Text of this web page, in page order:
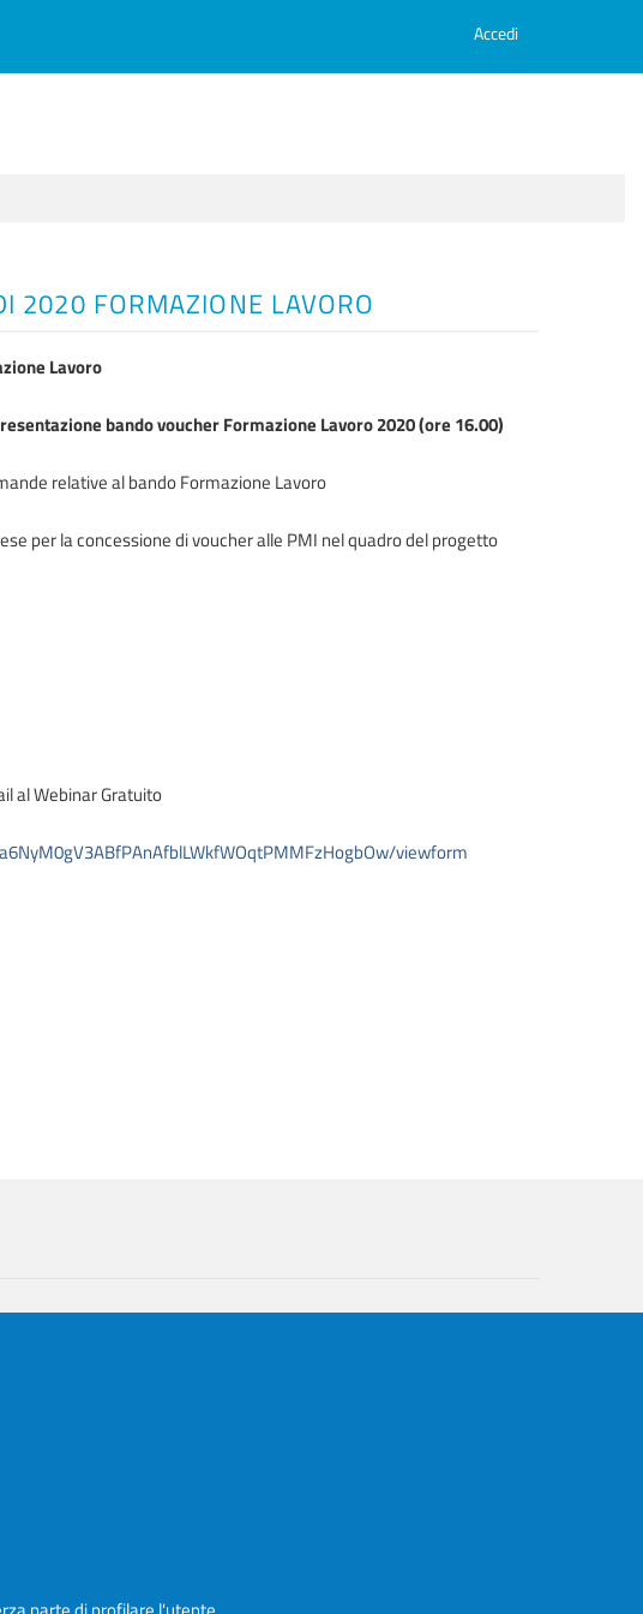
Accedi
2020 FORMAZIONE LAVORO
Lavoro
bando voucher Formazione Lavoro 2020 (ore 16.00)
relative al bando Formazione Lavoro
per la concessione di voucher alle PMI nel quadro del progetto
al Webinar Gratuito
viewform